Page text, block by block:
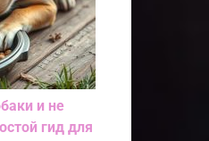
и не
гид для